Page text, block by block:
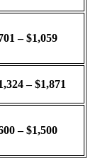
– $1,059
– $1,871
– $1,500